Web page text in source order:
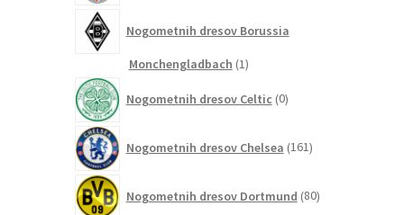
Nogometnih dresov Borussia
Monchengladbach 11
Nogometnih dresov Celtic 0izdelkov
Nogometnih dresov Chelsea 161izdelkov
Nogometnih dresov Dortmund 80izdelkov